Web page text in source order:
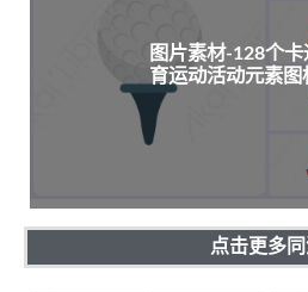
图片素材-128个
育运动活动元素图
点击更多